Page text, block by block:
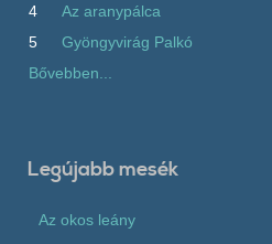
4
Az aranypálca
5
Gyöngyvirág Palkó
Bővebben...
Legújabb mesék
Az okos leány